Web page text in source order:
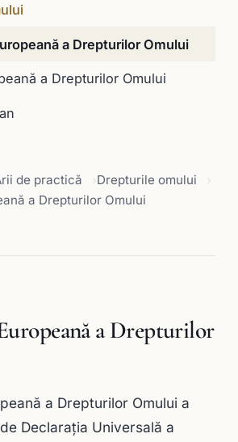
a Drepturilor Omului
a Drepturilor Omului
de practică
Drepturile omului
a Drepturilor Omului
a Drepturilor
a Drepturilor Omului a
Declaraţia Universală a